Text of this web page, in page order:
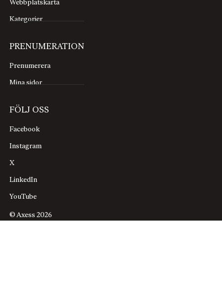
Webbplatskarta
Kategorier
PRENUMERATION
Prenumerera
Mina sidor
FÖLJ OSS
Facebook
Instagram
X
LinkedIn
YouTube
© Axess 2026